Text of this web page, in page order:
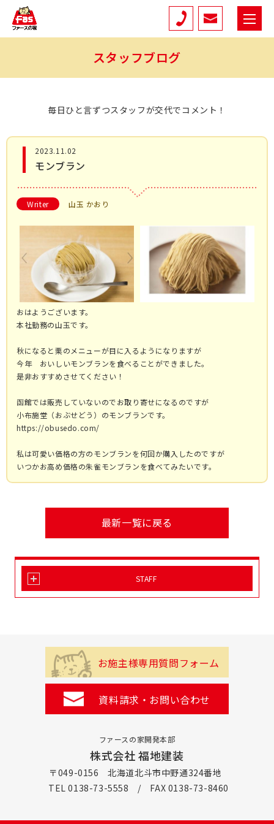
スタッフブログ
毎日ひと言ずつスタッフが交代でコメント！
2023.11.02
モンブラン
Writer 山玉 かおり
おはようございます。
本社勤務の山玉です。
秋になると栗のメニューが目に入るようになりますが
今年 おいしいモンブランを食べることができました。
是非おすすめさせてください！
函館では販売していないのでお取り寄せになるのですが
小布施堂（おぶせどう）のモンブランです。
https://obusedo.com/
私は可愛い価格の方のモンブランを何回か購入したのですが
いつかお高め価格の朱雀モンブランを食べてみたいです。
最新一覧に戻る
STAFF
お施主様専用質問フォーム
資料請求・お問い合わせ
ファースの家開発本部
株式会社 福地建装
〒049-0156 北海道北斗市中野通324番地
TEL 0138-73-5558 / FAX 0138-73-8460